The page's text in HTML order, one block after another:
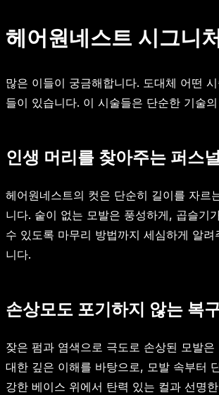
헤어원네스트 시그니
많은 이들이 궁금해합니다. 도대체 어떤
들이 있습니다. 이 시술들은 단순한 기술
인생 머리를 찾아주는 퍼스
헤어원네스트의 컷은 단순히 길이를 자르
니다. 숱이 없는 모발은 풍성하게, 곱슬기
수 있도록 마무리 방법까지 세심하게 알
니다.
손상모도 포기하지 않는 복
잦은 펌과 염색으로 극도로 손상된 모발
대한 깊은 이해를 바탕으로, 모발 속부터
강한 베이스 위에서 탄력 있는 컬과 선명